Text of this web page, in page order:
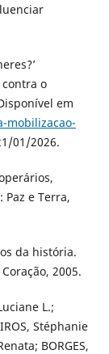
o
em
mobilizacao-
01/2026.
e Terra,
da história.
2005.
L.;
Stéphanie
BORGES,